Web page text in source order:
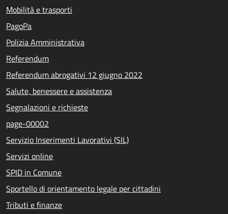
Mobilità e trasporti
PagoPa
Polizia Amministrativa
Referendum
Referendum abrogativi 12 giugno 2022
Salute, benessere e assistenza
Segnalazioni e richieste
page-00002
Servizio Inserimenti Lavorativi (SIL)
Servizi online
SPID in Comune
Sportello di orientamento legale per cittadini
Tributi e finanze